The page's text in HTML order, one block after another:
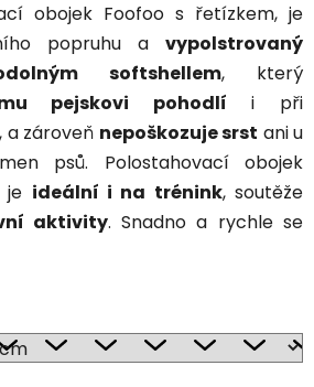
obojek Foofoo s řetízkem, je
popruhu a vypolstrovaný
softshellem, který
pejskovi pohodlí i při
a zároveň nepoškozuje srst ani u
psů. Polostahovací obojek
je ideální i na trénink, soutěže
aktivity. Snadno a rychle se